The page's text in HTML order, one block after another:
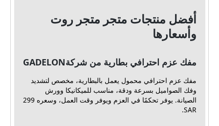
أفضل منتجات متجر متجر روت
وأسعارها
مفك عزم احترافي بطارية من شركةGADELON
مفك عزم احترافي محمول يعمل بالبطارية، مخصص لتشديد
وفك الصواميل بسرعة ودقة، مناسب للميكانيكا وورش
الصيانة. يوفر تحكمًا في العزم ويوفر وقت العمل، وسعره 299
SAR.